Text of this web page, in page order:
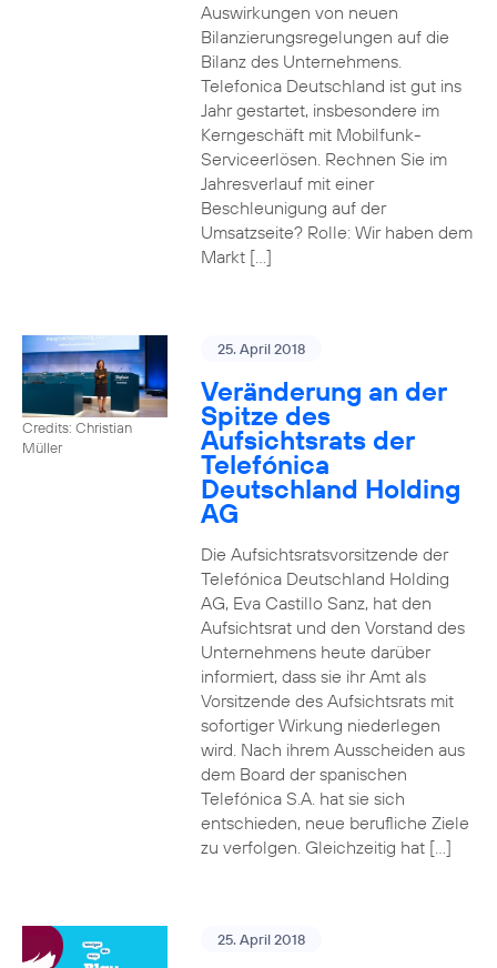
Auswirkungen von neuen
Bilanzierungsregelungen auf die
Bilanz des Unternehmens.
Telefonica Deutschland ist gut ins
Jahr gestartet, insbesondere im
Kerngeschäft mit Mobilfunk-
Serviceerlösen. Rechnen Sie im
Jahresverlauf mit einer
Beschleunigung auf der
Umsatzseite? Rolle: Wir haben dem
Markt […]
Credits: Christian
Müller
25. April 2018
Veränderung an der
Spitze des
Aufsichtsrats der
Telefónica
Deutschland Holding
AG
Die Aufsichtsratsvorsitzende der
Telefónica Deutschland Holding
AG, Eva Castillo Sanz, hat den
Aufsichtsrat und den Vorstand des
Unternehmens heute darüber
informiert, dass sie ihr Amt als
Vorsitzende des Aufsichtsrats mit
sofortiger Wirkung niederlegen
wird. Nach ihrem Ausscheiden aus
dem Board der spanischen
Telefónica S.A. hat sie sich
entschieden, neue berufliche Ziele
zu verfolgen. Gleichzeitig hat […]
25. April 2018